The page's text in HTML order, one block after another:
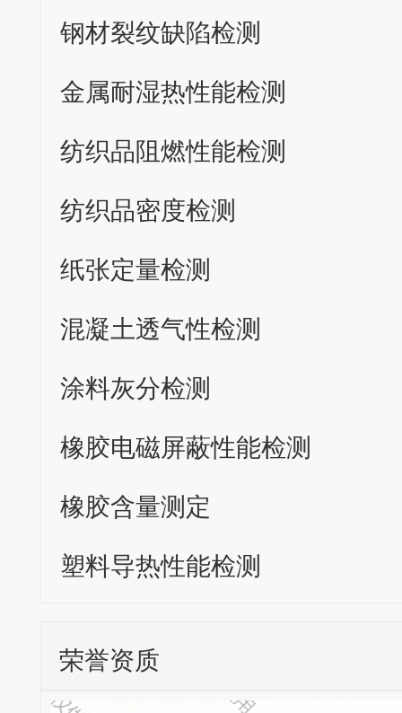
钢材裂纹缺陷检测
金属耐湿热性能检测
纺织品阻燃性能检测
纺织品密度检测
纸张定量检测
混凝土透气性检测
涂料灰分检测
橡胶电磁屏蔽性能检测
橡胶含量测定
塑料导热性能检测
荣誉资质